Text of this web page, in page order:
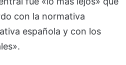
con la normativa
española y con los